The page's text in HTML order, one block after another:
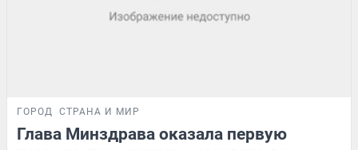
ГОРОД СТРАНА И МИР
Глава Минздрава оказала первую